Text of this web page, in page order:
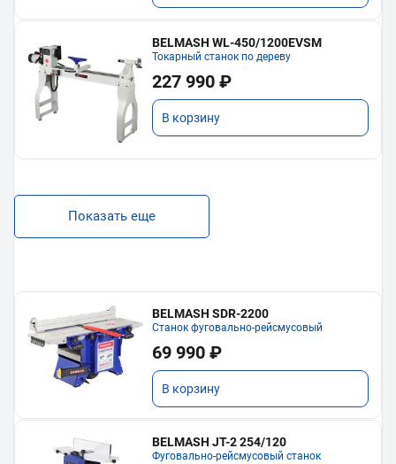
BELMASH WL-450/1200EVSM
Токарный станок по дереву
227 990 ₽
В корзину
Показать еще
BELMASH SDR-2200
Станок фуговально-рейсмусовый
69 990 ₽
В корзину
BELMASH JT-2 254/120
Фуговально-рейсмусовый станок